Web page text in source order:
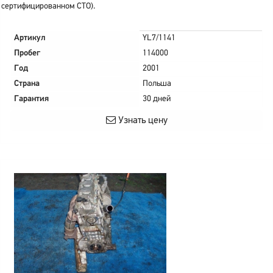
сертифицированном СТО).
Артикул
YL7/1141
Пробег
114000
Год
2001
Страна
Польша
Гарантия
30 дней
Узнать цену